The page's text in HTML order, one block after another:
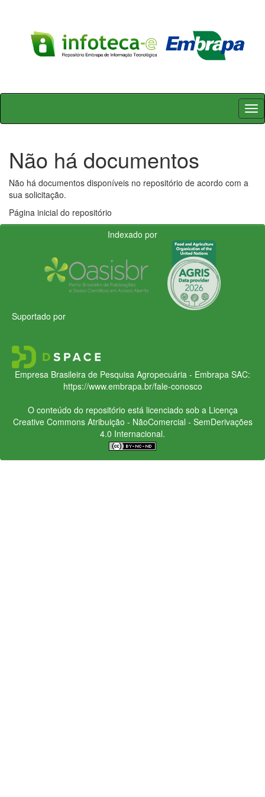
Skip
Não há documentos
Não há documentos disponíveis no repositório de acordo com a
sua solicitação.
Página inicial do repositório
Indexado por
Suportado por
Empresa Brasileira de Pesquisa Agropecuária - Embrapa SAC:
https://www.embrapa.br/fale-conosco
O conteúdo do repositório está licenciado sob a Licença
Creative CommonsAtribuição - NãoComercial - SemDerivações
4.0 Internacional.